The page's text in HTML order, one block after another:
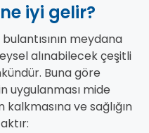
iyi gelir?
meydana
alınabilecek çeşitli
Buna göre
uygulanması mide
ve sağlığın